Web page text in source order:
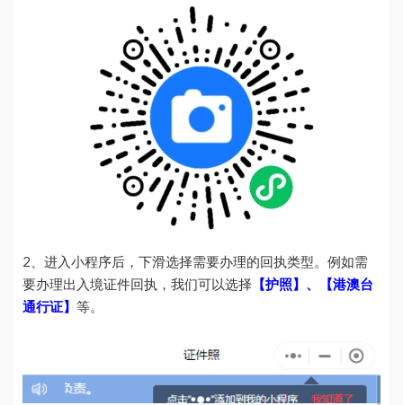
2、进入小程序后，下滑选择需要办理的回执类型。例如需
要办理出入境证件回执，我们可以选择 【护照】、【港澳台
通行证】 等。